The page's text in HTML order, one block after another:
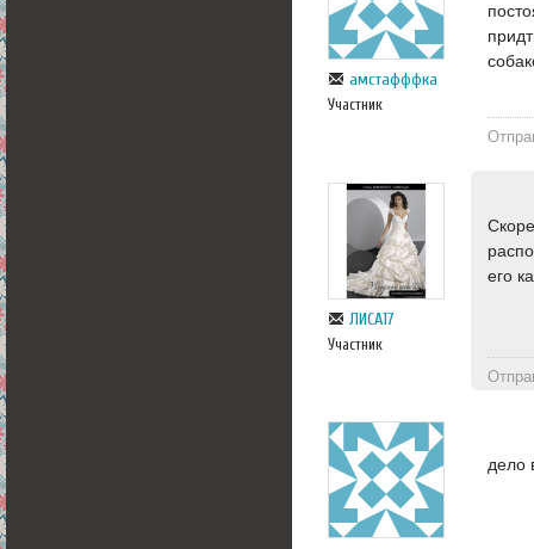
амстафффка
Участник
ЛИСА17
Участник
его
дело